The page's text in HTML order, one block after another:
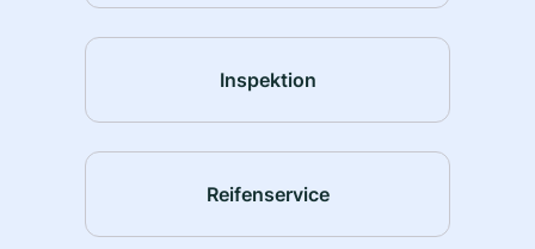
Inspektion
Reifenservice